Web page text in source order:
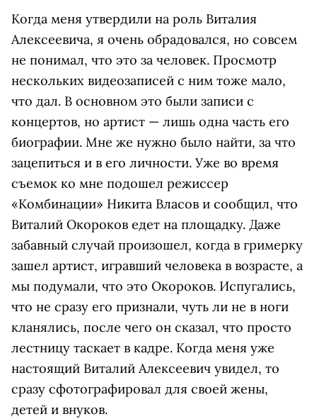
Когда меня утвердили на роль Виталия
Алексеевича, я очень обрадовался, но совсем
не понимал, что это за человек. Просмотр
нескольких видеозаписей с ним тоже мало,
что дал. В основном это были записи с
концертов, но артист — лишь одна часть его
биографии. Мне же нужно было найти, за что
зацепиться и в его личности. Уже во время
съемок ко мне подошел режиссер
«Комбинации» Никита Власов и сообщил, что
Виталий Окороков едет на площадку. Даже
забавный случай произошел, когда в гримерку
зашел артист, игравший человека в возрасте, а
мы подумали, что это Окороков. Испугались,
что не сразу его признали, чуть ли не в ноги
кланялись, после чего он сказал, что просто
лестницу таскает в кадре. Когда меня уже
настоящий Виталий Алексеевич увидел, то
сразу сфотографировал для своей жены,
детей и внуков.